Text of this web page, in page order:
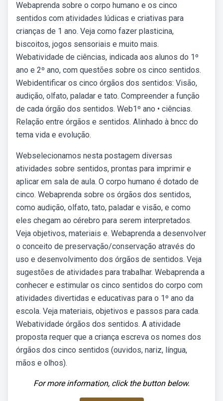
Webaprenda sobre o corpo humano e os cinco
sentidos com atividades lúdicas e criativas para
crianças de 1 ano. Veja como fazer plasticina,
biscoitos, jogos sensoriais e muito mais.
Webatividade de ciências, indicada aos alunos do 1º
ano e 2º ano, com questões sobre os cinco sentidos.
Webidentificar os cinco órgãos dos sentidos: Visão,
audição, olfato, paladar e tato. Compreender a função
de cada órgão dos sentidos. Web1º ano • ciências.
Relação entre órgãos e sentidos. Alinhado à bncc do
tema vida e evolução.
Webselecionamos nesta postagem diversas
atividades sobre sentidos, prontas para imprimir e
aplicar em sala de aula. O corpo humano é dotado de
cinco. Webaprenda sobre os órgãos dos sentidos,
como audição, olfato, tato, paladar e visão, e como
eles chegam ao cérebro para serem interpretados.
Veja objetivos, materiais e. Webaprenda a desenvolver
o conceito de preservação/conservação através do
uso e desenvolvimento dos órgãos de sentidos. Veja
sugestões de atividades para trabalhar. Webaprenda a
conhecer e estimular os cinco sentidos do corpo com
atividades divertidas e educativas para o 1º ano da
escola. Veja materiais, objetivos e passos para cada.
Webatividade órgãos dos sentidos. A atividade
proposta requer que a criança escreva os nomes dos
órgãos dos cinco sentidos (ouvidos, nariz, língua,
mãos e olhos).
For more information, click the button below.